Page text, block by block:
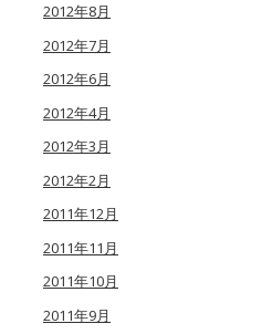
2012年8月
2012年7月
2012年6月
2012年4月
2012年3月
2012年2月
2011年12月
2011年11月
2011年10月
2011年9月